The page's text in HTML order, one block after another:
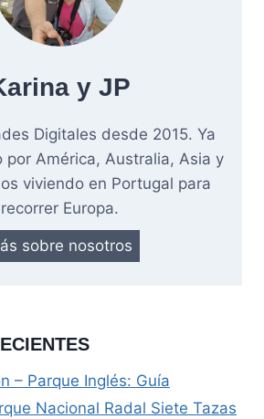
y JP
Digitales desde 2015. Ya
por América, Australia, Asia y
viviendo en Portugal para
recorrer Europa.
sobre nosotros
– Parque Inglés: Guía
Nacional Radal Siete Tazas